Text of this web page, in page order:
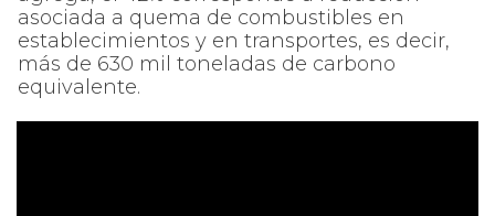
asociada a quema de combustibles en
establecimientos y en transportes, es decir,
más de 630 mil toneladas de carbono
equivalente.